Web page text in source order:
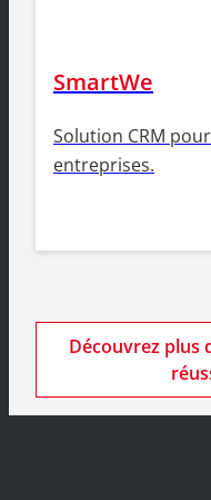
SmartWe
Solution CRM
entreprises.
Découvrez plus